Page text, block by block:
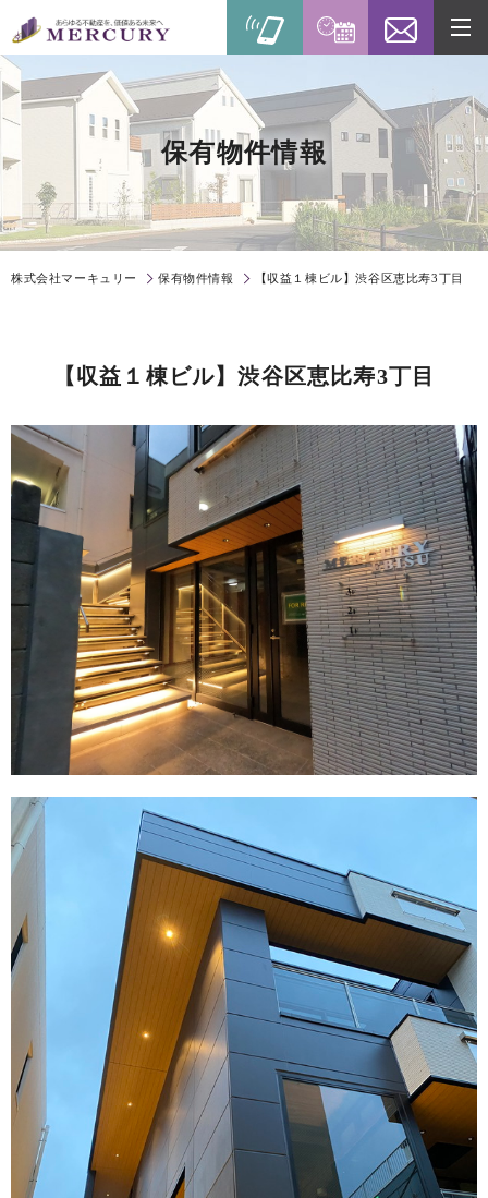
保有物件情報
株式会社マーキュリー 保有物件情報 【収益１棟ビル】渋谷区恵比寿3丁目
【収益１棟ビル】渋谷区恵比寿3丁目